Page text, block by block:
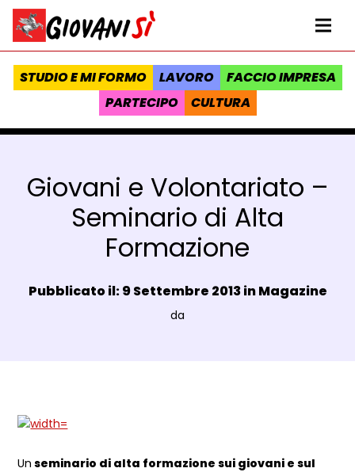
Vai al contenuto
Homepage Giovanisì - Progetto della Regione Toscana
STUDIO E MI FORMO LAVORO
FACCIO IMPRESA
PARTECIPO
CULTURA
Giovani e Volontariato –
Seminario di Alta
Formazione
Data e ora:
Pubblicato il: 9 Settembre 2013 inMagazine
Luogo:
da
Dettagli Post Magazine
Un seminario di alta formazione sui giovani e sul